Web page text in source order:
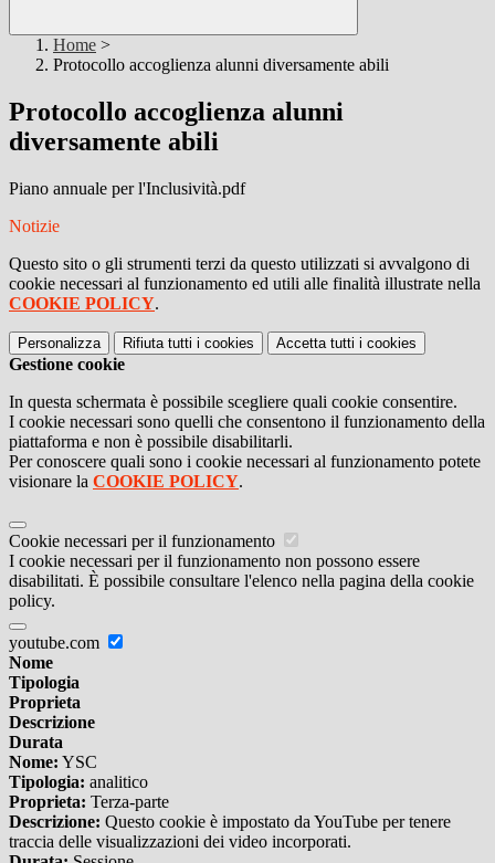
Home >
Protocollo accoglienza alunni diversamente abili
Protocollo accoglienza alunni
diversamente abili
Piano annuale per l'Inclusività.pdf
Notizie
Questo sito o gli strumenti terzi da questo utilizzati si avvalgono di
cookie necessari al funzionamento ed utili alle finalità illustrate nella
COOKIE POLICY.
Personalizza Rifiuta tutti i cookies Accetta tutti i cookies
Gestione cookie
In questa schermata è possibile scegliere quali cookie consentire.
I cookie necessari sono quelli che consentono il funzionamento della
piattaforma e non è possibile disabilitarli.
Per conoscere quali sono i cookie necessari al funzionamento potete
visionare la COOKIE POLICY.
Cookie necessari per il funzionamento
I cookie necessari per il funzionamento non possono essere
disabilitati. È possibile consultare l'elenco nella pagina della cookie
policy.
youtube.com
Nome
Tipologia
Proprieta
Descrizione
Durata
Nome: YSC
Tipologia: analitico
Proprieta: Terza-parte
Descrizione: Questo cookie è impostato da YouTube per tenere
traccia delle visualizzazioni dei video incorporati.